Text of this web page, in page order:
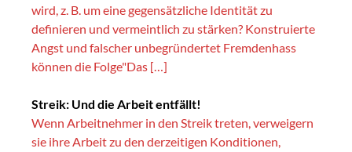
wird, z. B. um eine gegensätzliche Identität zu
definieren und vermeintlich zu stärken? Konstruierte
Angst und falscher unbegründertet Fremdenhass
können die Folge"Das […]
Streik: Und die Arbeit entfällt!
Wenn Arbeitnehmer in den Streik treten, verweigern
sie ihre Arbeit zu den derzeitigen Konditionen,